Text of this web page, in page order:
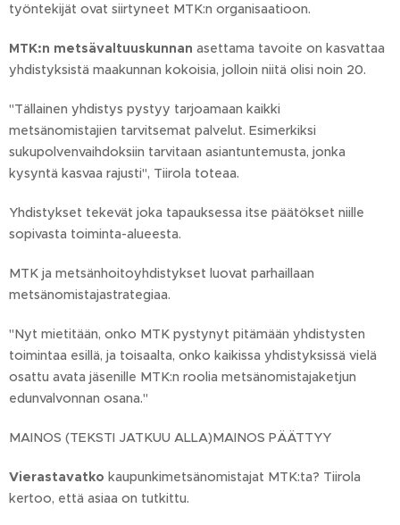
työntekijät ovat siirtyneet MTK:n organisaatioon.
MTK:n metsävaltuuskunnan asettama tavoite on kasvattaa
yhdistyksistä maakunnan kokoisia, jolloin niitä olisi noin 20.
"Tällainen yhdistys pystyy tarjoamaan kaikki
metsänomistajien tarvitsemat palvelut. Esimerkiksi
sukupolvenvaihdoksiin tarvitaan asiantuntemusta, jonka
kysyntä kasvaa rajusti", Tiirola toteaa.
Yhdistykset tekevät joka tapauksessa itse päätökset niille
sopivasta toiminta-alueesta.
MTK ja metsänhoitoyhdistykset luovat parhaillaan
metsänomistajastrategiaa.
"Nyt mietitään, onko MTK pystynyt pitämään yhdistysten
toimintaa esillä, ja toisaalta, onko kaikissa yhdistyksissä vielä
osattu avata jäsenille MTK:n roolia metsänomistajaketjun
edunvalvonnan osana."
MAINOS (TEKSTI JATKUU ALLA)MAINOS PÄÄTTYY
Vierastavatko kaupunkimetsänomistajat MTK:ta? Tiirola
kertoo, että asiaa on tutkittu.